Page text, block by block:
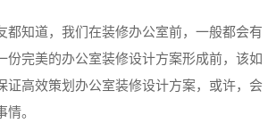
知道，我们在装修办公室前，一般都会有
份完美的办公室装修设计方案形成前，该如
证高效策划办公室装修设计方案，或许，会
情。